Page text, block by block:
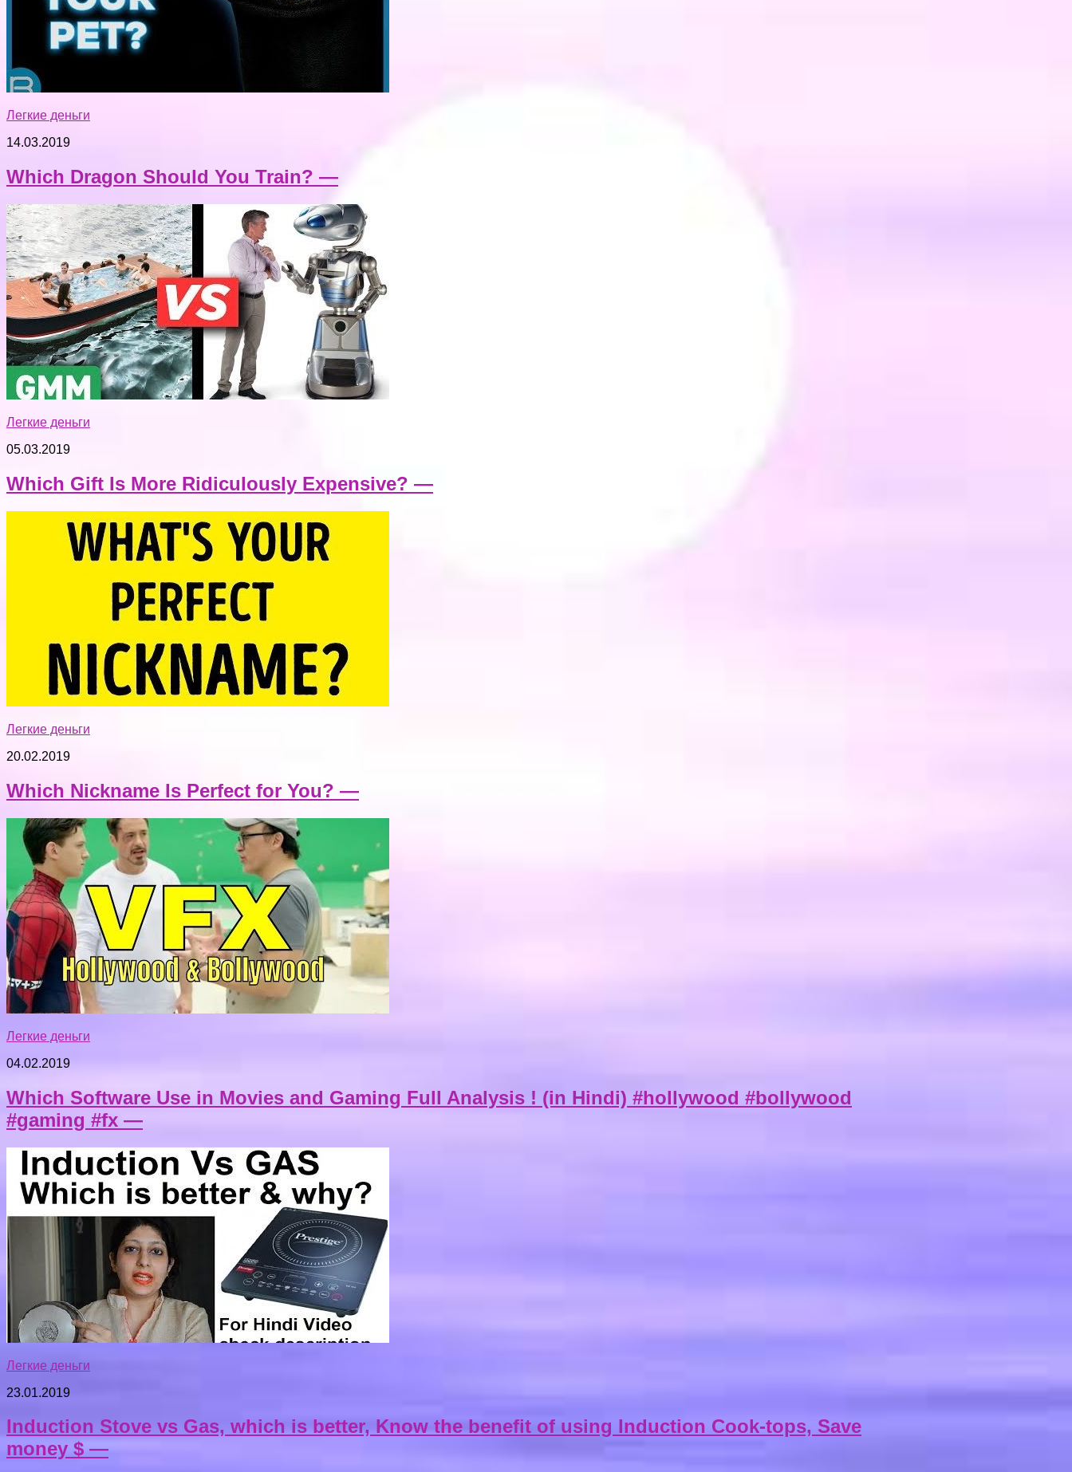
Легкие деньги
14.03.2019
Which Dragon Should You Train? —
Легкие деньги
05.03.2019
Which Gift Is More Ridiculously Expensive? —
Легкие деньги
20.02.2019
Which Nickname Is Perfect for You? —
Легкие деньги
04.02.2019
Which Software Use in Movies and Gaming Full Analysis ! (in Hindi) #hollywood #bollywood
#gaming #fx —
Легкие деньги
23.01.2019
Induction Stove vs Gas, which is better, Know the benefit of using Induction Cook-tops, Save
money $ —